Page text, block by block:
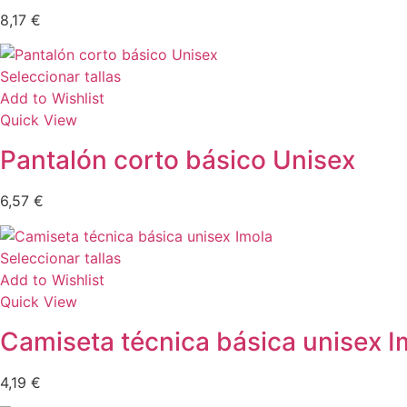
8,17 €
Seleccionar tallas
Add to Wishlist
Quick View
Pantalón corto básico Unisex
6,57 €
Seleccionar tallas
Add to Wishlist
Quick View
Camiseta técnica básica unisex
4,19 €